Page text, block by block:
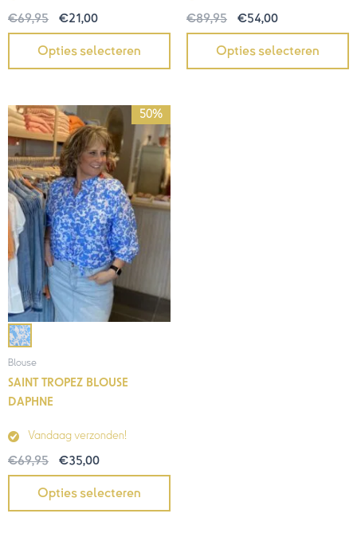
€69,95 €21,00
Opties selecteren
€89,95 €54,00
Opties selecteren
50%
Blouse
SAINT TROPEZ BLOUSE
DAPHNE
Vandaag verzonden!
€69,95
Oorspronkelijke
prijs
was:
€69,95.
€35,00
Huidige
prijs
is:
€35,00.
Opties selecteren